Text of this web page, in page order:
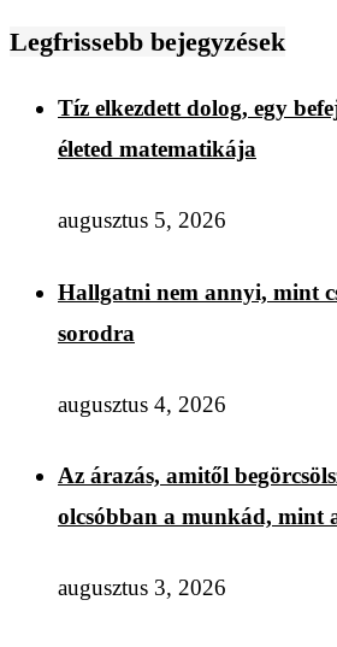
Legfrissebb bejegyzések
Tíz elkezdett dolog, egy
életed matematikája
augusztus 5, 2026
Hallgatni nem annyi, mint
sorodra
augusztus 4, 2026
Az árazás, amitől
olcsóbban a munkád, mint
augusztus 3, 2026